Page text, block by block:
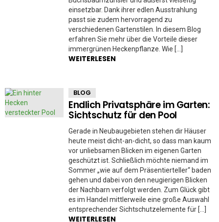
einsetzbar. Dank ihrer edlen Ausstrahlung
passt sie zudem hervorragend zu
verschiedenen Gartenstilen. In diesem Blog
erfahren Sie mehr über die Vorteile dieser
immergrünen Heckenpflanze. Wie […]
WEITERLESEN
BLOG
Endlich Privatsphäre im Garten:
Sichtschutz für den Pool
Gerade in Neubaugebieten stehen dir Häuser
heute meist dicht-an-dicht, so dass man kaum
vor unliebsamen Blicken im eigenen Garten
geschützt ist. Schließlich möchte niemand im
Sommer „wie auf dem Präsentierteller“ baden
gehen und dabei von den neugierigen Blicken
der Nachbarn verfolgt werden. Zum Glück gibt
es im Handel mittlerweile eine große Auswahl
entsprechender Sichtschutzelemente für […]
WEITERLESEN